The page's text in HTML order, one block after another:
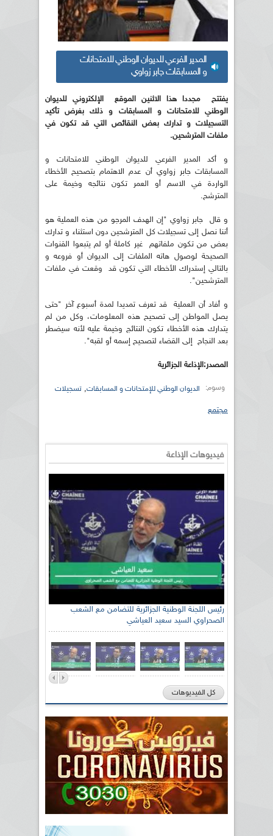
المدير الفرعي للديوان الوطني للامتحانات
و المسابقات جابر زواوي
يفتتح مجددا هذا الاثنين الموقع الإلكتروني للديوان
الوطني للامتحانات و المسابقات و ذلك بغرض تأكيد
التسجيلات و تدارك بعض النقائص التي قد تكون في
ملفات المترشحين.
و أكد المدير الفرعي للديوان الوطني للامتحانات و
المسابقات جابر زواوي أن عدم الاهتمام بتصحيح الأخطاء
الواردة في الاسم أو العمر تكون نتائجه وخيمة على
المترشح.
و قال جابر زواوي "إن الهدف المرجو من هذه العملية هو
أننا نصل إلى تسجيلات كل المترشحين دون استثناء و تدارك
بعض من تكون ملفاتهم غير كاملة أو لم يتبعوا القنوات
الصحيحة لوصول هاته الملفات إلى الديوان أو فروعه و
بالتالي إستدراك الأخطاء التي تكون قد وقعت في ملفات
المترشحين".
و أفاد أن العملية قد تعرف تمديدا لمدة أسبوع آخر "حتى
يصل المواطن إلى تصحيح هذه المعلومات، وكل من لم
يتدارك هذه الأخطاء تكون النتائج وخيمة عليه لأنه سيضطر
بعد النجاح إلى القضاء لتصحيح إسمه أو لقبه".
المصدر:الإذاعة الجزائرية
وسوم: الديوان الوطني للإمتحانات و المسابقات, تسجيلات
مجتمع
فيديوهات الإذاعة
رئيس اللجنة الوطنية الجزائرية للتضامن مع الشعب
الصحراوي السيد سعيد العياشي
كل الفيديوهات